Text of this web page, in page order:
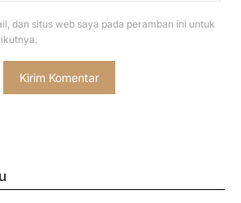
dan situs web saya pada peramban ini untuk